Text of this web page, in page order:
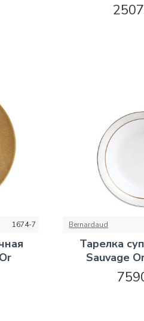
1674-7 Bernardaud
Тарелка
Sauvage